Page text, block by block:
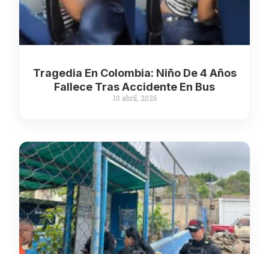
Tragedia En Colombia: Niño De 4 Años
Fallece Tras Accidente En Bus
10 abril, 2026